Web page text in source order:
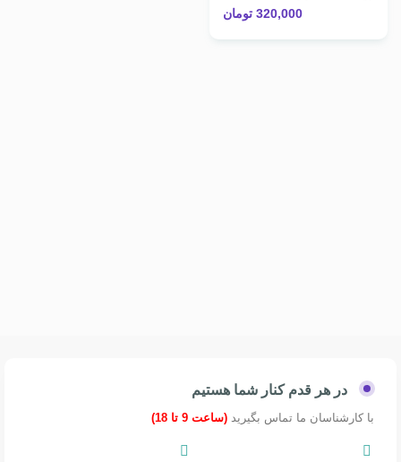
320,000 تومان
در هر قدم کنار شما هستیم
با کارشناسان ما تماس بگیرید (ساعت 9 تا 18)